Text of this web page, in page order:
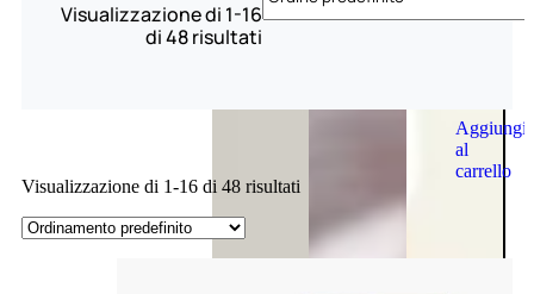
Aggiungi
al
carrello
Visualizzazione di 1-16
di 48 risultati
Visualizzazione di 1-16 di 48 risultati